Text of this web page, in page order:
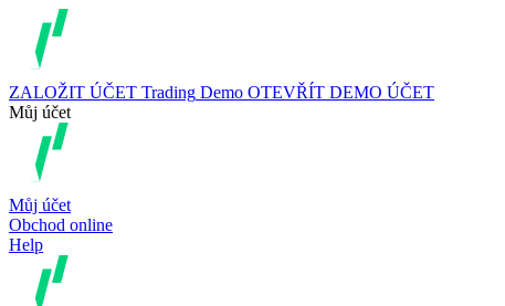
ZALOŽIT ÚČET Trading Demo OTEVŘÍT DEMO ÚČET
Můj účet
Můj účet
Obchod online
Help